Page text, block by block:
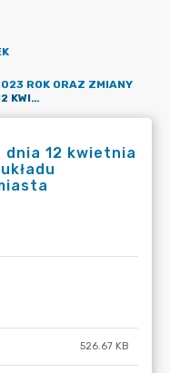
ROK ORAZ ZMIANY
ZARZĄDZENIE NR 2514/23 Z DNIA 12 KWIETNIA 2023 R. W SPRAWIE ZMIANY UKŁADU WYKONAWCZEGO BUDŻETU MIASTA RADZIONKÓW NA 2023 ROK
dnia 12 kwietnia
526.67 KB